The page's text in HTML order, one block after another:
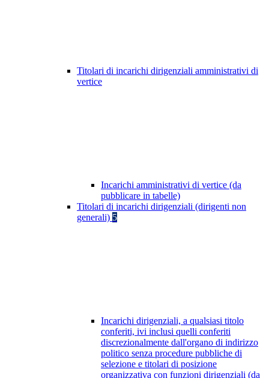
Titolari di incarichi dirigenziali amministrativi di
vertice
Incarichi amministrativi di vertice (da
pubblicare in tabelle)
Titolari di incarichi dirigenziali (dirigenti non
generali) 5
Incarichi dirigenziali, a qualsiasi titolo
conferiti, ivi inclusi quelli conferiti
discrezionalmente dall'organo di indirizzo
politico senza procedure pubbliche di
selezione e titolari di posizione
organizzativa con funzioni dirigenziali (da